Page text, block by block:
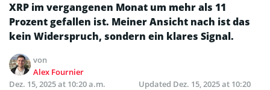
XRP im vergangenen Monat um mehr als 11
Prozent gefallen ist. Meiner Ansicht nach ist das
kein Widerspruch, sondern ein klares Signal.
von
Alex Fournier
Dez. 15, 2025 at 10:20 a.m.
Updated Dez. 15, 2025 at 10:20